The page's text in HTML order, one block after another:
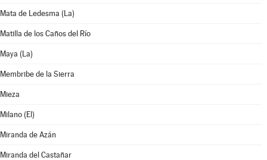
Mata de Ledesma (La)
Matilla de los Caños del Río
Maya (La)
Membribe de la Sierra
Mieza
Milano (El)
Miranda de Azán
Miranda del Castañar